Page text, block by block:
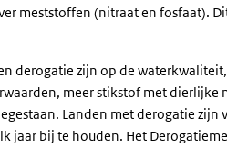
meststoffen (nitraat en fosfaat).
derogatie zijn op de
meer stikstof met dierlijke
Landen met derogatie zijn
jaar bij te houden. Het